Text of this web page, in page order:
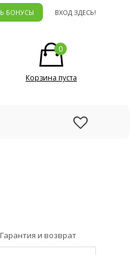
БОНУСЫ ВХОД ЗДЕСЬ!
0
Корзина пуста
Гарантия и возврат